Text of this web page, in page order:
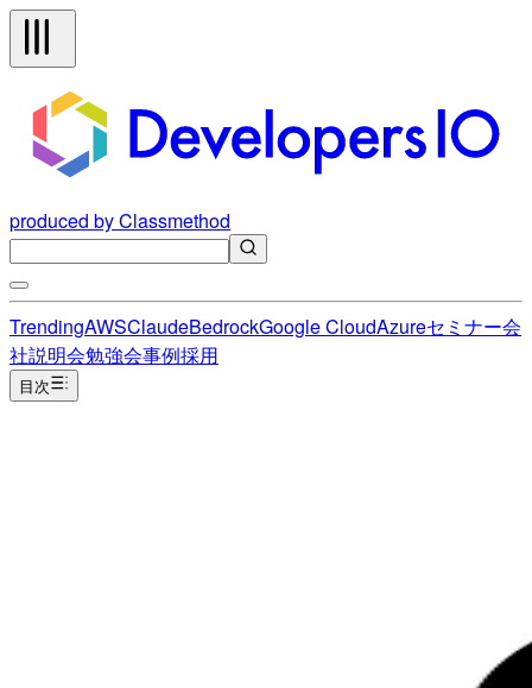
produced by Classmethod
TrendingAWSClaudeBedrockGoogle CloudAzureセミナー会
社説明会勉強会事例採用
目次